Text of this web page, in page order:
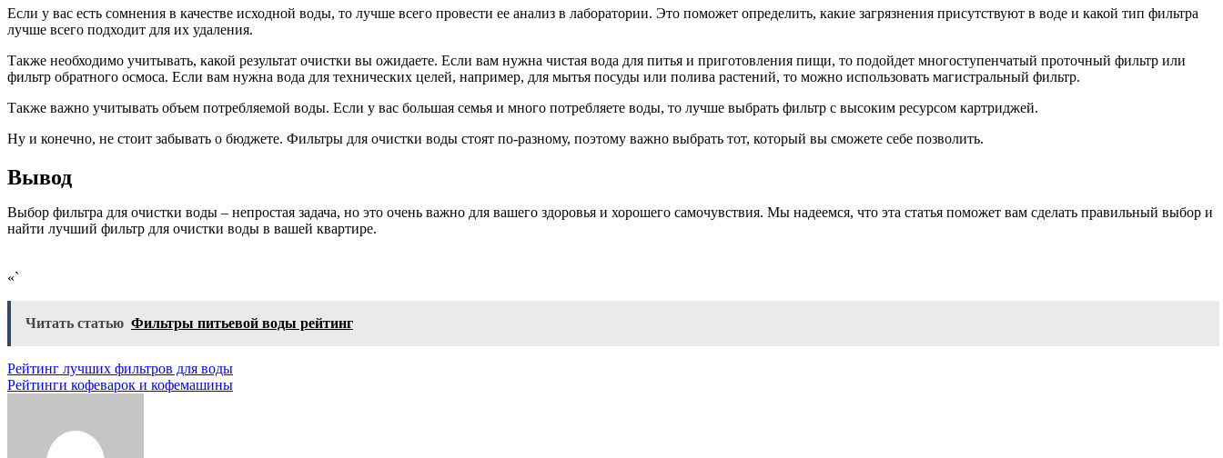
Если у вас есть сомнения в качестве исходной воды, то лучше всего провести ее анализ в лаборатории. Это поможет определить, какие загрязнения присутствуют в воде и какой тип фильтра
лучше всего подходит для их удаления.
Также необходимо учитывать, какой результат очистки вы ожидаете. Если вам нужна чистая вода для питья и приготовления пищи, то подойдет многоступенчатый проточный фильтр или
фильтр обратного осмоса. Если вам нужна вода для технических целей, например, для мытья посуды или полива растений, то можно использовать магистральный фильтр.
Также важно учитывать объем потребляемой воды. Если у вас большая семья и много потребляете воды, то лучше выбрать фильтр с высоким ресурсом картриджей.
Ну и конечно, не стоит забывать о бюджете. Фильтры для очистки воды стоят по-разному, поэтому важно выбрать тот, который вы сможете себе позволить.
Вывод
Выбор фильтра для очистки воды – непростая задача, но это очень важно для вашего здоровья и хорошего самочувствия. Мы надеемся, что эта статья поможет вам сделать правильный выбор и
найти лучший фильтр для очистки воды в вашей квартире.
«`
Читать статью Фильтры питьевой воды рейтинг
Навигация
по
Рейтинг лучших фильтров для воды
Рейтинги кофеварок и кофемашины